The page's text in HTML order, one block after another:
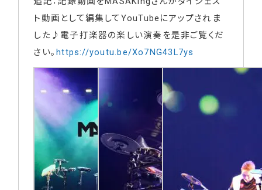
ト動画として編集してYouTubeにアップされま
した♪電子打楽器の楽しい演奏を是非ご覧くだ
さい。 https://youtu.be/Xo7NG43L7ys